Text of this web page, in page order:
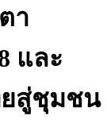
า
และ
ยสู่ชุมชน